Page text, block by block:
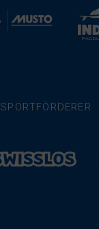
SPORTFÖRDERER